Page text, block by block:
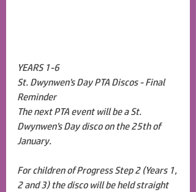
YEARS 1-6
St. Dwynwen's Day PTA Discos - Final
Reminder
The next PTA event will be a St.
Dwynwen's Day disco on the 25th of
January.
For children of Progress Step 2 (Years 1,
2 and 3) the disco will be held straight